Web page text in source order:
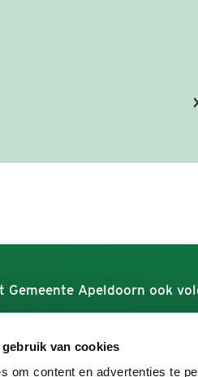
van cookies
om content en advertenties te
Gemeente Apeldoorn ook
Werken voor Apeldoorn